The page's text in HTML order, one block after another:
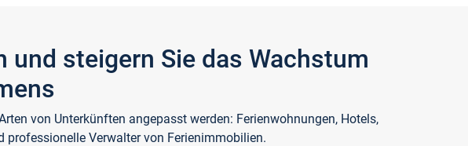
und steigern Sie das Wachstum
von Unterkünften angepasst werden: Ferienwohnungen, Hotels,
professionelle Verwalter von Ferienimmobilien.